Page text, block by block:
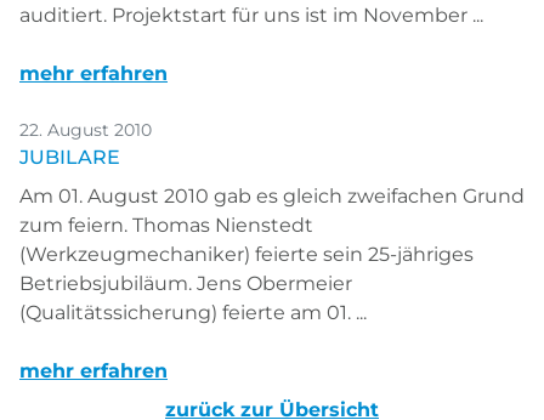
auditiert. Projektstart für uns ist im November ...
mehr erfahren
22. August 2010
JUBILARE
Am 01. August 2010 gab es gleich zweifachen Grund
zum feiern. Thomas Nienstedt
(Werkzeugmechaniker) feierte sein 25-jähriges
Betriebsjubiläum. Jens Obermeier
(Qualitätssicherung) feierte am 01. ...
mehr erfahren
zurück zur Übersicht